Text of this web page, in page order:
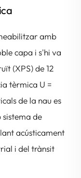
amb
capa i s'hi va
(XPS) de 12
tèrmica U =
de la nau es
de
acústicament
i del trànsit